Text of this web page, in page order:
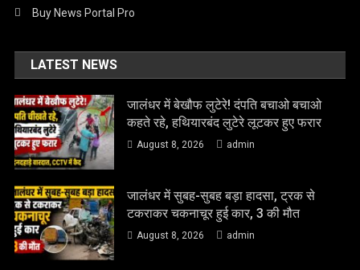
Buy News Portal Pro
LATEST NEWS
जालंधर में बेखौफ लुटेरे! दंपति बचाओ बचाओ
कहते रहे, हथियारबंद लुटेरे लूटकर हुए फरार
August 8, 2026 admin
जालंधर में सुबह-सुबह बड़ा हादसा, ट्रक से
टकराकर चकनाचूर हुई कार, 3 की मौत
August 8, 2026 admin